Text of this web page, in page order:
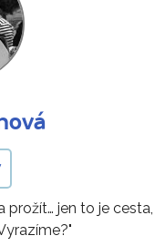
prožít… jen to je cesta,